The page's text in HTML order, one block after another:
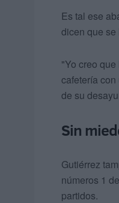
Es tal ese
dicen que se
"Yo creo
cafetería
de su
Sin
Gutiérrez
números 1
partidos.